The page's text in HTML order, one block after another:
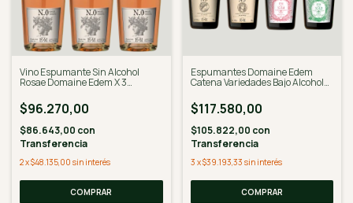
Vino Espumante Sin Alcohol
Rosae Domaine Edem X 3
$96.270,00
$86.643,00 con
Transferencia
2x$48.135,00 sin interés
Espumantes Domaine Edem
Catena Variedades Bajo Alcohol
$117.580,00
$105.822,00 con
Transferencia
3 x$39.193,33 sin interés